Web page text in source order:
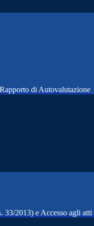
di Autovalutazione
33/2013) e Accesso agli